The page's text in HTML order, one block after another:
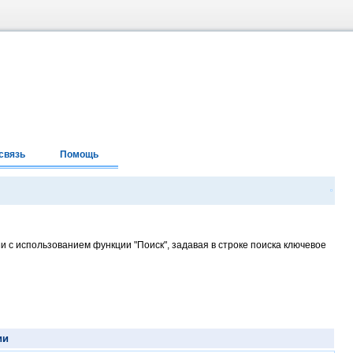
Помощь
использованием функции "Поиск", задавая в строке поиска ключевое